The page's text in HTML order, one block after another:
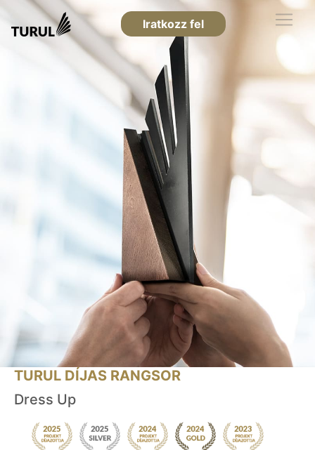
Iratkozz fel
TURUL DÍJAS RANGSOR
Dress Up